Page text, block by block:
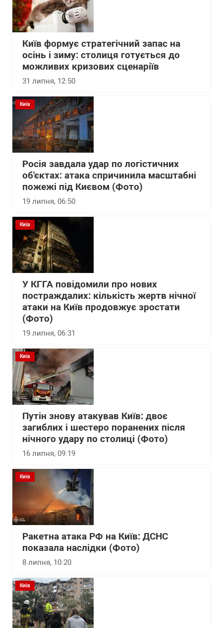
Київ формує стратегічний запас на
осінь і зиму: столиця готується до
можливих кризових сценаріїв
31 липня, 12:50
Київ
Росія завдала удар по логістичних
об'єктах: атака спричинила масштабні
пожежі під Києвом (Фото)
19 липня, 06:50
Київ
У КГГА повідомили про нових
постраждалих: кількість жертв нічної
атаки на Київ продовжує зростати
(Фото)
19 липня, 06:31
Київ
Путін знову атакував Київ: двоє
загиблих і шестеро поранених після
нічного удару по столиці (Фото)
16 липня, 09:19
Київ
Ракетна атака РФ на Київ: ДСНС
показала наслідки (Фото)
8 липня, 10:20
Київ